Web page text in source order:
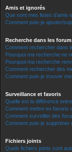
Amis et ignorés
Que sont mes listes d’amis
Comment puis-je ajouter/
Recherche dans les
Comment rechercher dans
Pourquoi ma recherche ne
Pourquoi ma recherche
Comment rechercher des
Comment puis-je trouver
Surveillance et favoris
Quelle est la différence
Comment mettre en favoris
Comment surveiller des
Comment puis-je
Fichiers joints
Quels fichiers joints sont